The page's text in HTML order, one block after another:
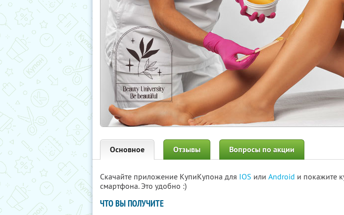
Основное Отзывы Вопросы по акции
Скачайте приложение КупиКупона для IOS или Android и покажите
смартфона. Это удобно :)
ЧТО ВЫ ПОЛУЧИТЕ